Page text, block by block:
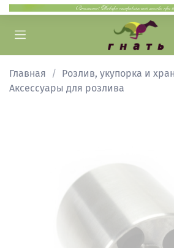
Главная
Розлив, укупорка и
Аксессуары для розлива